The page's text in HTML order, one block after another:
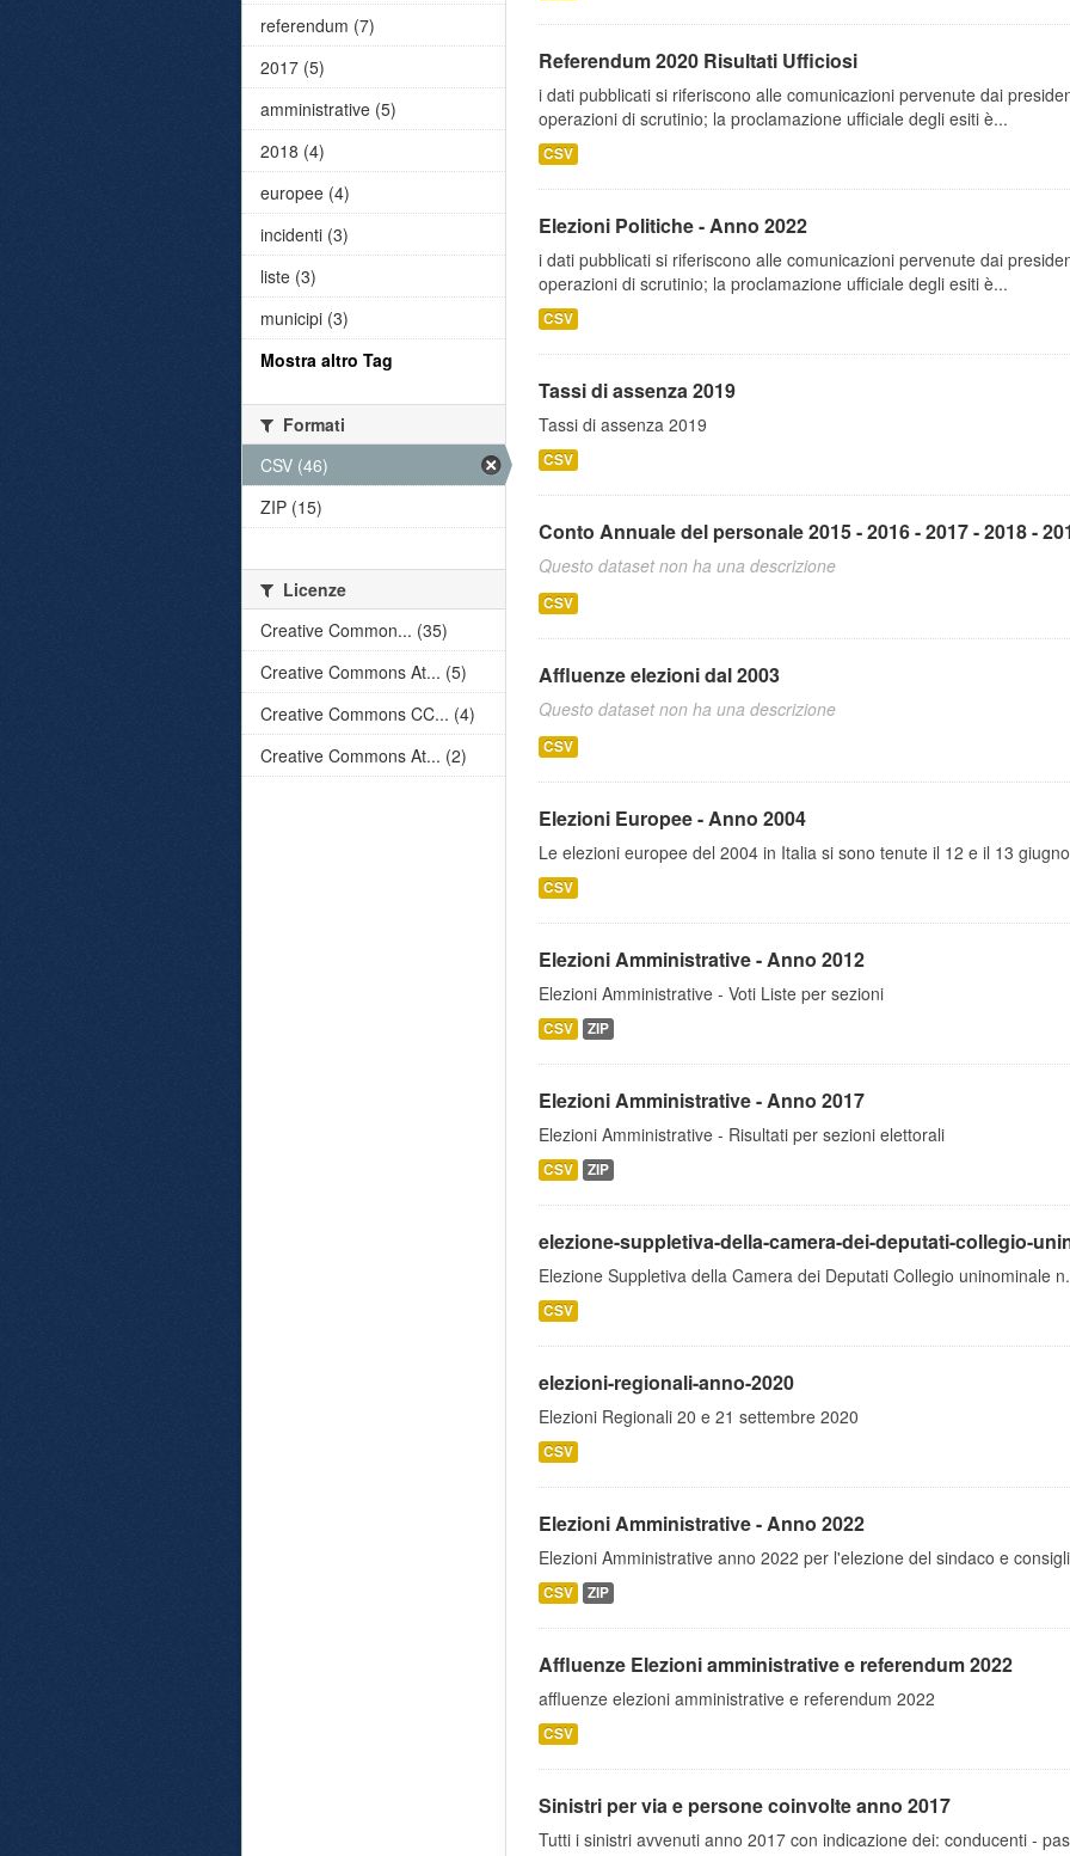
Referendum 2020 Risultati Ufficiosi
i dati pubblicati si riferiscono alle comunicazioni pervenute dai
operazioni di scrutinio; la proclamazione ufficiale degli esiti è...
CSV
Elezioni Politiche - Anno 2022
i dati pubblicati si riferiscono alle comunicazioni pervenute dai
operazioni di scrutinio; la proclamazione ufficiale degli esiti è...
CSV
Tassi di assenza 2019
Tassi di assenza 2019
CSV
Conto Annuale del personale 2015 - 2016 - 2017 - 2018 -
Questo dataset non ha una descrizione
CSV
Affluenze elezioni dal 2003
Questo dataset non ha una descrizione
CSV
Elezioni Europee - Anno 2004
Le elezioni europee del 2004 in Italia si sono tenute il 12 e il 13
CSV
Elezioni Amministrative - Anno 2012
Elezioni Amministrative - Voti Liste per sezioni
CSV ZIP
Elezioni Amministrative - Anno 2017
Elezioni Amministrative - Risultati per sezioni elettorali
CSV ZIP
elezione-suppletiva-della-camera-dei-deputati-collegio-
Elezione Suppletiva della Camera dei Deputati Collegio uninominale
CSV
elezioni-regionali-anno-2020
Elezioni Regionali 20 e 21 settembre 2020
CSV
Elezioni Amministrative - Anno 2022
Elezioni Amministrative anno 2022 per l'elezione del sindaco e
CSV ZIP
Affluenze Elezioni amministrative e referendum 2022
affluenze elezioni amministrative e referendum 2022
CSV
Sinistri per via e persone coinvolte anno 2017
Tutti i sinistri avvenuti anno 2017 con indicazione dei: conducenti -
referendum (7)
2017 (5)
amministrative (5)
2018 (4)
europee (4)
incidenti (3)
liste (3)
municipi (3)
Mostra altro Tag
Formati
CSV (46)
ZIP (15)
Licenze
Creative Common... (35)
Creative Commons At... (5)
Creative Commons CC... (4)
Creative Commons At... (2)